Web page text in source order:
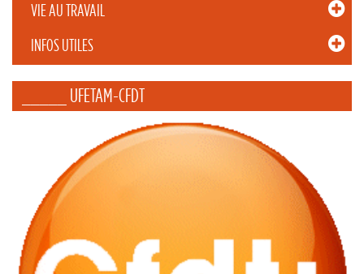
VIE AU TRAVAIL
INFOS UTILES
_____ UFETAM-CFDT